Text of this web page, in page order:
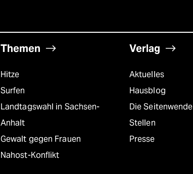
Themen
Hitze
Surfen
Landtagswahl in Sachsen-
Anhalt
Gewalt gegen Frauen
Nahost-Konflikt
Verlag
Aktuelles
Hausblog
Die Seitenwende
Stellen
Presse